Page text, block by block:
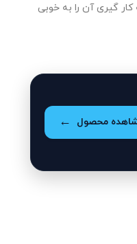
کار گیری آن را به خوبی
محصول